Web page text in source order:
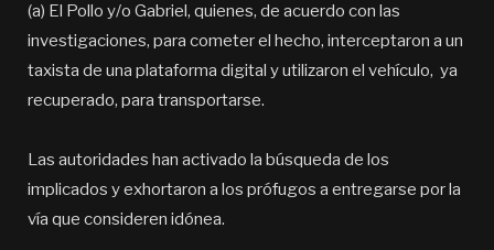
(a) El Pollo y/o Gabriel, quienes, de acuerdo con las
investigaciones, para cometer el hecho, interceptaron a un
taxista de una plataforma digital y utilizaron el vehículo, ya
recuperado, para transportarse.
Las autoridades han activado la búsqueda de los
implicados y exhortaron a los prófugos a entregarse por la
vía que consideren idónea.